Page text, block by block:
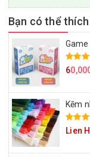
Bạn có thể thích
Game
6
Kẽm
Lien